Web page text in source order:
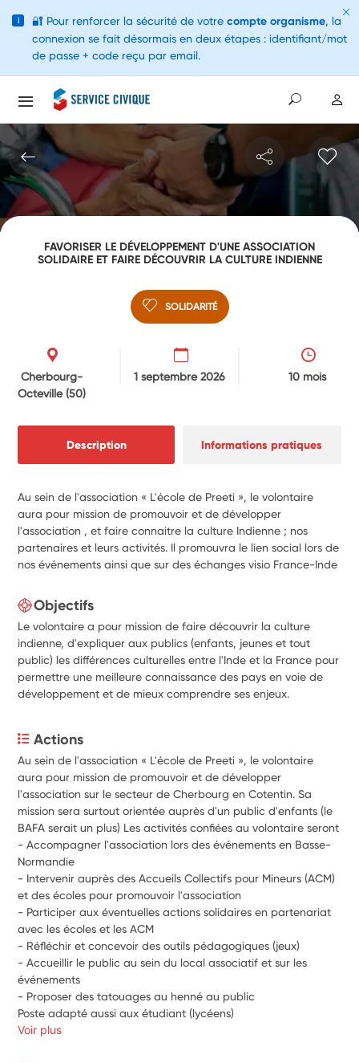
FAVORISER LE DÉVELOPPEMENT D'UNE ASSOCIATION
SOLIDAIRE ET FAIRE DÉCOUVRIR LA CULTURE INDIENNE
SOLIDARITÉ
Cherbourg-
Octeville(50)
1 septembre 2026 10 mois
Description Informations pratiques
Au sein de l'association « L'école de Preeti », le volontaire
aura pour mission de promouvoir et de développer
l'association , et faire connaitre la culture Indienne ; nos
partenaires et leurs activités. Il promouvra le lien social lors de
nos événements ainsi que sur des échanges visio France-Inde
Objectifs
Le volontaire a pour mission de faire découvrir la culture
indienne, d'expliquer aux publics (enfants, jeunes et tout
public) les différences culturelles entre l'Inde et la France pour
permettre une meilleure connaissance des pays en voie de
développement et de mieux comprendre ses enjeux.
Actions
Au sein de l'association « L'école de Preeti », le volontaire
aura pour mission de promouvoir et de développer
l'association sur le secteur de Cherbourg en Cotentin. Sa
mission sera surtout orientée auprès d'un public d'enfants (le
BAFA serait un plus) Les activités confiées au volontaire seront
- Accompagner l'association lors des événements en Basse-
Normandie
- Intervenir auprès des Accueils Collectifs pour Mineurs (ACM)
et des écoles pour promouvoir l'association
- Participer aux éventuelles actions solidaires en partenariat
avec les écoles et les ACM
- Réfléchir et concevoir des outils pédagogiques (jeux)
- Accueillir le public au sein du local associatif et sur les
événements
- Proposer des tatouages au henné au public
Voir plus
i 🔐 Pour renforcer la sécurité de votre compte organisme, la
connexion se fait désormais en deux étapes : identifiant/mot
de passe + code reçu par email.